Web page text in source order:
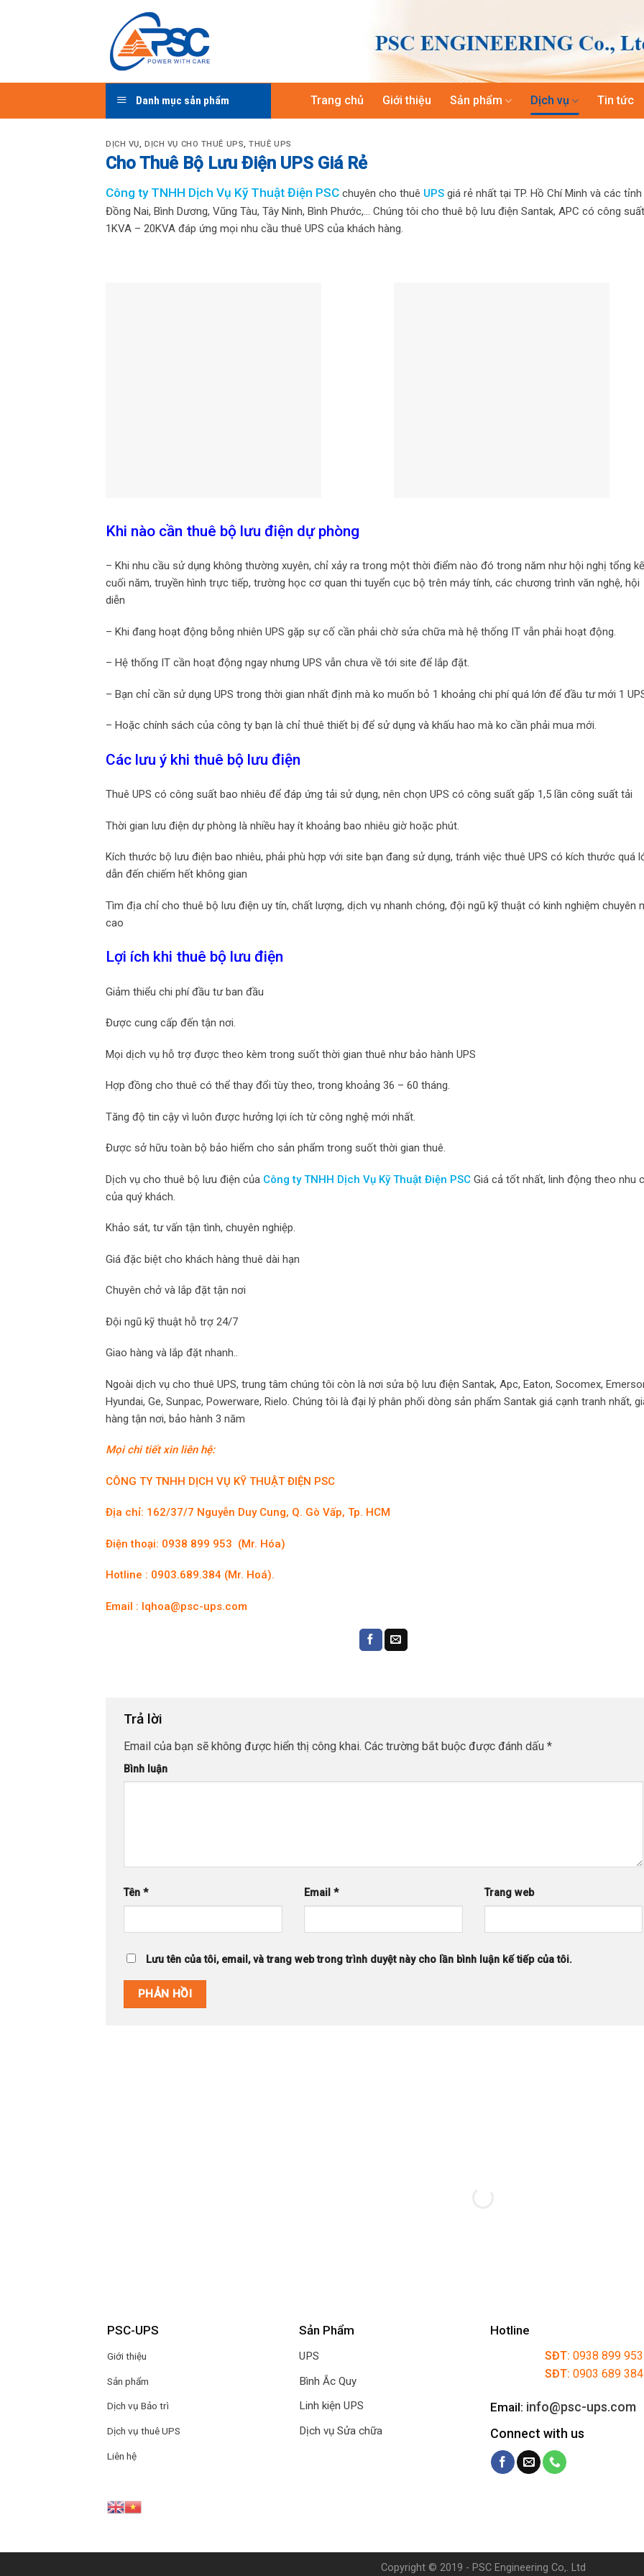
Danh mục sản phẩm Trang chủ Giới thiệu Sản phẩm Dịch vụ Tin tức
DỊCH VỤ,DỊCH VỤ CHO THUÊ UPS,THUÊ UPS
Cho Thuê Bộ Lưu Điện UPS Giá Rẻ
Công ty TNHH Dịch Vụ Kỹ Thuật Điện PSC chuyên cho thuê UPS giá rẻ nhất tại TP. Hồ Chí Minh và các tỉnh
Đồng Nai, Bình Dương, Vũng Tàu, Tây Ninh, Bình Phước,… Chúng tôi cho thuê bộ lưu điện Santak, APC có công
1KVA – 20KVA đáp ứng mọi nhu cầu thuê UPS của khách hàng.
Khi nào cần thuê bộ lưu điện dự phòng
– Khi nhu cầu sử dụng không thường xuyên, chỉ xảy ra trong một thời điểm nào đó trong năm như hội nghị tổng
cuối năm, truyền hình trực tiếp, trường học cơ quan thi tuyển cục bộ trên máy tính, các chương trình văn nghệ, hội
diễn
– Khi đang hoạt động bỗng nhiên UPS gặp sự cố cần phải chờ sửa chữa mà hệ thống IT vẫn phải hoạt động.
– Hệ thống IT cần hoạt động ngay nhưng UPS vẫn chưa về tới site để lắp đặt.
– Bạn chỉ cần sử dụng UPS trong thời gian nhất định mà ko muốn bỏ 1 khoảng chi phí quá lớn để đầu tư mới 1
– Hoặc chính sách của công ty bạn là chỉ thuê thiết bị để sử dụng và khấu hao mà ko cần phải mua mới.
Các lưu ý khi thuê bộ lưu điện
Thuê UPS có công suất bao nhiêu để đáp ứng tải sử dụng, nên chọn UPS có công suất gấp 1,5 lần công suất tải
Thời gian lưu điện dự phòng là nhiều hay ít khoảng bao nhiêu giờ hoặc phút.
Kích thước bộ lưu điện bao nhiêu, phải phù hợp với site bạn đang sử dụng, tránh việc thuê UPS có kích thước quá
dẫn đến chiếm hết không gian
Tìm địa chỉ cho thuê bộ lưu điện uy tín, chất lượng, dịch vụ nhanh chóng, đội ngũ kỹ thuật có kinh nghiệm chuyên
cao
Lợi ích khi thuê bộ lưu điện
Giảm thiểu chi phí đầu tư ban đầu
Được cung cấp đến tận nơi.
Mọi dịch vụ hỗ trợ được theo kèm trong suốt thời gian thuê như bảo hành UPS
Hợp đồng cho thuê có thể thay đổi tùy theo, trong khoảng 36 – 60 tháng.
Tăng độ tin cậy vì luôn được hưởng lợi ích từ công nghệ mới nhất.
Được sở hữu toàn bộ bảo hiểm cho sản phẩm trong suốt thời gian thuê.
Dịch vụ cho thuê bộ lưu điện của Công ty TNHH Dịch Vụ Kỹ Thuật Điện PSC Giá cả tốt nhất, linh động theo nhu
của quý khách.
Khảo sát, tư vấn tận tình, chuyên nghiệp.
Giá đặc biệt cho khách hàng thuê dài hạn
Chuyên chở và lắp đặt tận nơi
Đội ngũ kỹ thuật hỗ trợ 24/7
Giao hàng và lắp đặt nhanh..
Ngoài dịch vụ cho thuê UPS, trung tâm chúng tôi còn là nơi sửa bộ lưu điện Santak, Apc, Eaton, Socomex,
Hyundai, Ge, Sunpac, Powerware, Rielo. Chúng tôi là đại lý phân phối dòng sản phẩm Santak giá cạnh tranh nhất,
hàng tận nơi, bảo hành 3 năm
Mọi chi tiết xin liên hệ:
CÔNG TY TNHH DỊCH VỤ KỸ THUẬT ĐIỆN PSC
Địa chỉ: 162/37/7 Nguyễn Duy Cung, Q. Gò Vấp, Tp. HCM
Điện thoại: 0938 899 953 (Mr. Hóa)
Hotline : 0903.689.384 (Mr. Hoá).
Email : lqhoa@psc-ups.com
Trả lời
Email của bạn sẽ không được hiển thị công khai. Các trường bắt buộc được đánh dấu *
Bình luận
Tên * Email * Trang web
Lưu tên của tôi, email, và trang web trong trình duyệt này cho lần bình luận kế tiếp của tôi.
PSC-UPS
Giới thiệu
Sản phẩm
Dịch vụ Bảo trì
Dịch vụ thuê UPS
Liên hệ
Sản Phẩm
UPS
Bình Ắc Quy
Linh kiện UPS
Dịch vụ Sửa chữa
Hotline
SĐT: 0938 899 953
SĐT: 0903 689
Email: info@psc-ups.com
Connect with us
Copyright © 2019 - PSC Engineering Co,. Ltd